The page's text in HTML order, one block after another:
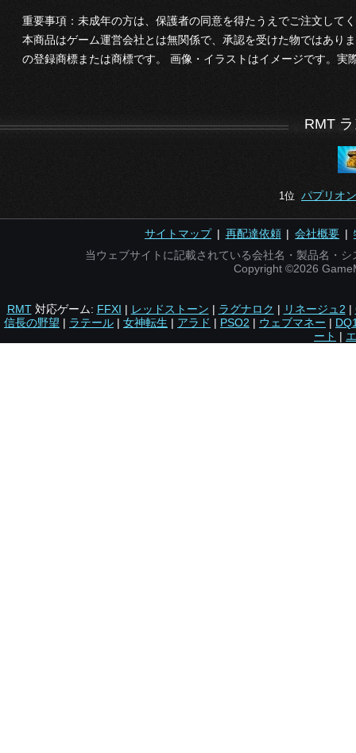
重要事項：未成年の方は、保護者の同意を得たうえでご注文して
本商品はゲーム運営会社とは無関係で、承認を受けた物ではあり
の登録商標または商標です。 画像・イラストはイメージです。実
RMT
1位 パプリオ
サイトマップ| 再配達依頼|会社概要 |
当ウェブサイトに記載されている会社名・製品名・
Copyright ©2026
RMT対応ゲーム: FFXI | レッドストーン | ラグナロク | リネージュ2 |
信長の野望 | ラテール | 女神転生 | アラド | PSO2 | ウェブマネー |
ート |